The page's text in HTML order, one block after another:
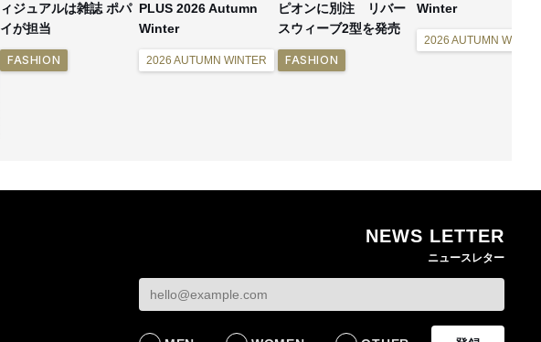
ィジュアルは雑誌 ポパ
イが担当
FASHION
PLUS 2026 Autumn
Winter
2026 AUTUMN WINTER
ピオンに別注 リバー
スウィーブ2型を発売
FASHION
Winter
2026 AUTUMN
NEWS LETTER
ニュースレター